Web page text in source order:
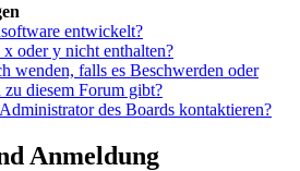
entwickelt?
oder y nicht enthalten?
wenden, falls es Beschwerden oder
diesem Forum gibt?
des Boards kontaktieren?
Anmeldung